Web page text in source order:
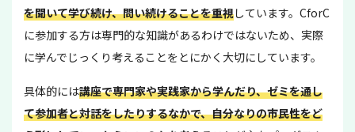
を聞いて学び続け、問い続けることを重視しています。CforC
に参加する方は専門的な知識があるわけではないため、実際
に学んでじっくり考えることをとにかく大切にしています。
具体的には講座で専門家や実践家から学んだり、ゼミを通し
て参加者と対話をしたりするなかで、自分なりの市民性をど